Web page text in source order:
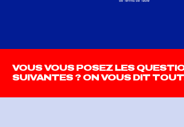
VOUS VOUS POSEZ LES
SUIVANTES ? ON VOUS DIT